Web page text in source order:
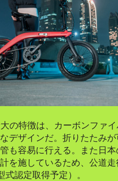
大の特徴は、カーボンファ
デザインだ。折りたたみが
も容易に行える。また日
を施しているため、公道
認定取得予定）。